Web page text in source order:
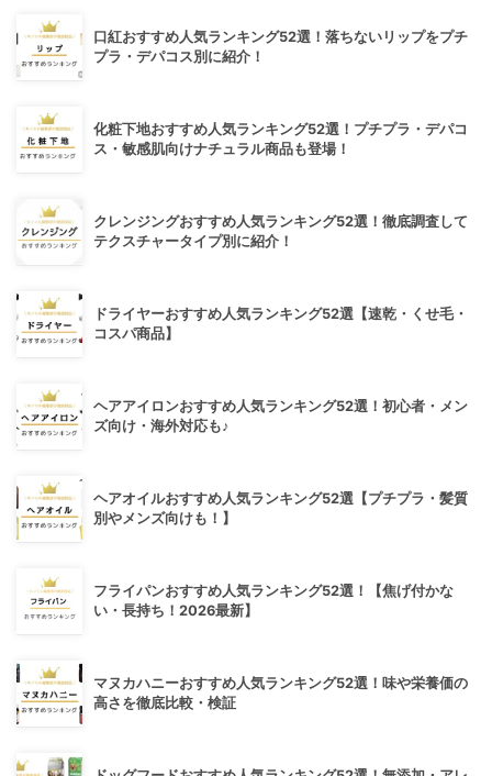
口紅おすすめ人気ランキング52選！落ちないリップをプチ
プラ・デパコス別に紹介！
化粧下地おすすめ人気ランキング52選！プチプラ・デパコ
ス・敏感肌向けナチュラル商品も登場！
クレンジングおすすめ人気ランキング52選！徹底調査して
テクスチャータイプ別に紹介！
ドライヤーおすすめ人気ランキング52選【速乾・くせ毛・
コスパ商品】
ヘアアイロンおすすめ人気ランキング52選！初心者・メン
ズ向け・海外対応も♪
ヘアオイルおすすめ人気ランキング52選【プチプラ・髪質
別やメンズ向けも！】
フライパンおすすめ人気ランキング52選！【焦げ付かな
い・長持ち！2026最新】
マヌカハニーおすすめ人気ランキング52選！味や栄養価の
高さを徹底比較・検証